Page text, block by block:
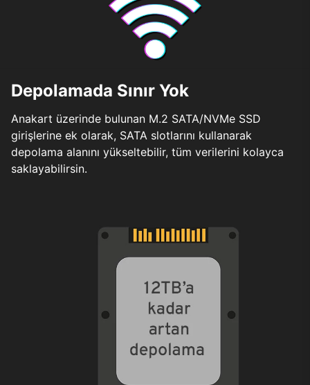
Depolamada Sınır Yok
Anakart üzerinde bulunan M.2 SATA/NVMe SSD
girişlerine ek olarak, SATA slotlarını kullanarak
depolama alanını yükseltebilir, tüm verilerini kolayca
saklayabilirsin.